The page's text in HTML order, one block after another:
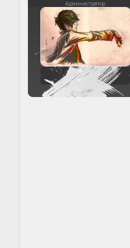
Администратор
242
+33